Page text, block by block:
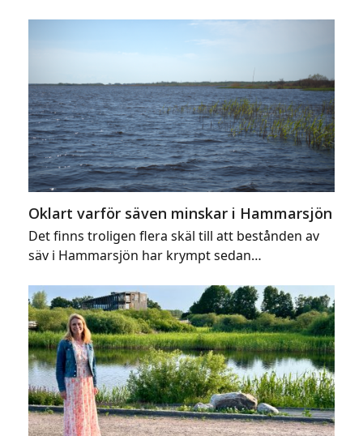
Oklart varför säven minskar i Hammarsjön
Det finns troligen flera skäl till att bestånden av
säv i Hammarsjön har krympt sedan…